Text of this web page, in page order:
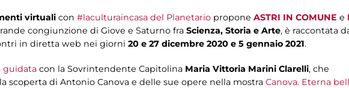
virtuali con #laculturaincasa del Planetario propone ASTRI IN COMUNE e
congiunzione di Giove e Saturno fra Scienza, Storia e Arte, è raccontata
in diretta web nei giorni 20 e 27 dicembre 2020 e 5 gennaio 2021.
guidata con la Sovrintendente Capitolina Maria Vittoria Marini Clarelli, che
scoperta di Antonio Canova e delle sue opere nella mostra Canova. Eterna